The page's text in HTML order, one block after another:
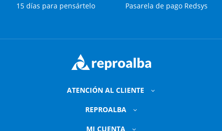
15 días para pensártelo
Pasarela de pago Redsys
ATENCIÓN AL CLIENTE
REPROALBA
MI CUENTA